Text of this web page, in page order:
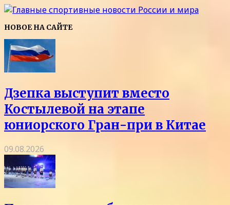
НОВОЕ НА САЙТЕ
Дзепка выступит вместо
Костылевой на этапе
юниорского Гран-при в Китае
09.08.2026